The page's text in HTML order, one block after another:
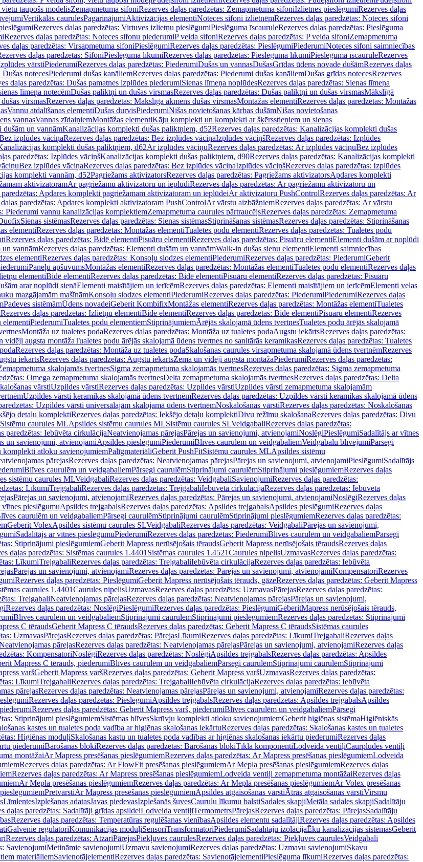
taupošs modelisZemapmetuma sifoniRezerves daļas paredzētas: Zemapmetuma sifoniIzlietnes pieslēgumiRezerves daļas
Vertikālās caurulesPagarinājumiAktivizācijas elementiNoteces sifoni izlietnēmRezerves daļas paredzētas: Noteces sifoni
Rezerves daļas paredzētas: Virtuves izlietņu pieslēgumiPieslēguma īscauruleRezerves daļas paredzētas: Pieslēguma
Rezerves daļas paredzētas: Noteces sifonu piederumiP veida sifoniRezerves daļas paredzētas: P veida sifoniZemapmetuma
daļas paredzētas: Virsapmetuma sifoniPieslēgumiRezerves daļas paredzētas: PieslēgumiPiederumiNoteces sifoni saimniecības
daļas paredzētas: SifoniPieslēguma līkumiRezerves daļas paredzētas: Pieslēguma līkumiPieslēguma īscauruleRezerves
vārstiPiederumiRezerves daļas paredzētas: PiederumiDušas un vannasDušasGrīdas ūdens novade dušāmRezerves daļas
Dušas notecesPiederumi dušas kanāliemRezerves daļas paredzētas: Piederumi dušas kanāliemDušas grīdas notecesRezerves
daļas paredzētas: Dušas pamatnes izplūdes piederumiSienas līmeņa noplūdesRezerves daļas paredzētas: Sienas līmeņa
līmeņa notecēmDušas paliktņi un dušas virsmasRezerves daļas paredzētas: Dušas paliktņi un dušas virsmasMākslīgā
virsmasRezerves daļas paredzētas: Mākslīgā akmens dušas virsmasMontāžas elementiRezerves daļas paredzētas: Montāžas
Vannu atdalīšanas elementiDušas durvisPiederumiNišas novietošanas kārbas dušāmNišas novietošanas
vannasVannas zīdaiņiemMontāžas elementiKāju komplekti un komplekti ar šķērsstieņiem un sienas
dušām un vannāmKanalizācijas komplekti dušas paliktņiem, d52Rezerves daļas paredzētas: Kanalizācijas komplekti dušas
izplūdes vāciņaRezerves daļas paredzētas: Bez izplūdes vāciņaIzplūdes vāciņšRezerves daļas paredzētas: Izplūdes
komplekti dušas paliktņiem, d62Ar izplūdes vāciņuRezerves daļas paredzētas: Ar izplūdes vāciņuBez izplūdes
paredzētas: Izplūdes vāciņšKanalizācijas komplekti dušas paliktņiem, d90Rezerves daļas paredzētas: Kanalizācijas komplekti
Bez izplūdes vāciņaRezerves daļas paredzētas: Bez izplūdes vāciņaIzplūdes vāciņšRezerves daļas paredzētas: Izplūdes
komplekti vannām, d52Pagriežams aktivizatorsRezerves daļas paredzētas: Pagriežams aktivizatorsApdares komplekti
aktivizatoramAr pagriežamu aktivizatoru un ieplūdiRezerves daļas paredzētas: Ar pagriežamu aktivizatoru un
paredzētas: Apdares komplekti pagriežamam aktivizatoram un ieplūdeiAr aktivizatoru PushControlRezerves daļas paredzētas: Ar
paredzētas: Apdares komplekti aktivizatoram PushControlAr vārstu aizbāžņiemRezerves daļas paredzētas: Ar vārstu
Piederumi vannu kanalizācijas komplektiemZemapmetuma caurules pārtraucējsRezerves daļas paredzētas: Zemapmetuma
Sienas sistēmasRezerves daļas paredzētas: Sienas sistēmasStiprināšanas sistēmasRezerves daļas paredzētas: Stiprināšanas
elementiRezerves daļas paredzētas: Montāžas elementiTualetes podu elementiRezerves daļas paredzētas: Tualetes podu
Rezerves daļas paredzētas: Bidē elementiPisuāru elementiRezerves daļas paredzētas: Pisuāru elementiElementi dušām ar noplūdi
un vannāmRezerves daļas paredzētas: Elementi dušām un vannāmWalk-in dušas sienu elementiElementi saimniecības
elementiRezerves daļas paredzētas: Konsoļu slodzes elementiPiederumiRezerves daļas paredzētas: PiederumiGeberit
Paneļu apšuvumsMontāžas elementiRezerves daļas paredzētas: Montāžas elementiTualetes podu elementiRezerves daļas
elementiBidē elementiRezerves daļas paredzētas: Bidē elementiPisuāru elementiRezerves daļas paredzētas: Pisuāru
arar noplūdi sienāElementi maisītājiem un ierīcēmRezerves daļas paredzētas: Elementi maisītājiem un ierīcēmElementi veļas
mazgājamām mašīnāmKonsoļu slodzes elementiPiederumiRezerves daļas paredzētas: PiederumiPiederumiRezerves daļas
Padeves sistēmāmŪdens novadeiGeberit KombifixMontāžas elementiRezerves daļas paredzētas: Montāžas elementiTualetes
Rezerves daļas paredzētas: Izlietņu elementiBidē elementiRezerves daļas paredzētas: Bidē elementiPisuāru elementiRezerves
elementiPiederumiTualetes podu elementiemStiprinājumiemĀrējās skalojamā ūdens tvertnesTualetes podu ārējās skalojamā
Montāža uz tualetes podaRezerves daļas paredzētas: Montāža uz tualetes podaAugstu iekārtsRezerves daļas paredzētas:
vidēji augsta montāžaTualetes podu ārējās skalojamā ūdens tvertnes no sanitārās keramikasRezerves daļas paredzētas: Tualetes
Rezerves daļas paredzētas: Montāža uz tualetes podaSkalošanas caurules virsapmetuma skalojamā ūdens tvertnēmRezerves
iekārtsRezerves daļas paredzētas: Augstu iekārtsZema un vidēji augsta montāžaPiederumiRezerves daļas paredzētas:
skalojamās tvertnesSigma zemapmetuma skalojamās tvertnesRezerves daļas paredzētas: Sigma zemapmetuma
Omega zemapmetuma skalojamās tvertnesDelta zemapmetuma skalojamās tvertnesRezerves daļas paredzētas: Delta
vārstiUzpildes vārstiRezerves daļas paredzētas: Uzpildes vārstiUzpildes vārsti zemapmetuma skalojamām
Uzpildes vārsti keramikas skalojamā ūdens tvertnēmRezerves daļas paredzētas: Uzpildes vārsti keramikas skalojamā ūdens
Uzpildes vārsti universālajām skalojamā ūdens tvertnēmNoskalošanas vārstiRezerves daļas paredzētas: Noskalošanas
detaļu komplektiRezerves daļas paredzētas: Iekšējo detaļu komplektiDivu režīmu skalošanaRezerves daļas paredzētas: Divu
Sistēmu caurules MLApsildes sistēmu caurules MLSistēmu caurules SLVeidgabaliRezerves daļas paredzētas:
paredzētas: Iebūvēta cirkulācijaNeatvienojamas pārejasPārejas un savienojumi, atvienojamiNoslēgiPieslēgumiSadalītājs ar vītnes
un savienojumi, atvienojamiApsildes pieslēgumiPiederumiBlīves caurulēm un veidgabaliemVeidgabalu blīvējumiPārsegi
komplekti atloku savienojumiemPalīgmateriāliGeberit PushFitSistēmu caurules MLApsildes sistēmu
pārejasRezerves daļas paredzētas: Neatvienojamas pārejasPārejas un savienojumi, atvienojamiPieslēgumiSadalītājs
Blīves caurulēm un veidgabaliemPārsegi caurulēmStiprinājumi caurulēmStiprinājumi pieslēgumiemRezerves daļas
sistēmu caurules MLVeidgabaliRezerves daļas paredzētas: VeidgabaliSavienojumiRezerves daļas paredzētas:
LīkumiTrejgabaliRezerves daļas paredzētas: TrejgabaliIebūvēta cirkulācijaRezerves daļas paredzētas: Iebūvēta
Pārejas un savienojumi, atvienojamiRezerves daļas paredzētas: Pārejas un savienojumi, atvienojamiNoslēgiRezerves daļas
vītnes pieslēgumuApsildes trejgabalsRezerves daļas paredzētas: Apsildes trejgabalsApsildes pieslēgumiRezerves daļas
caurulēm un veidgabaliemPārsegi caurulēmStiprinājumi caurulēmStiprinājumi pieslēgumiemRezerves daļas paredzētas:
Geberit VolexApsildes sistēmu caurules SLVeidgabaliRezerves daļas paredzētas: VeidgabaliPārejas un savienojumi,
Sadalītājs ar vītnes pieslēgumuPiederumiRezerves daļas paredzētas: PiederumiBlīves caurulēm un veidgabaliemPārsegi
Stiprinājumi pieslēgumiemGeberit Mapress nerūsējošais tēraudsGeberit Mapress nerūsējošais tēraudsRezerves daļas
daļas paredzētas: Sistēmas caurules 1.4401 Sistēmas caurules 1.4521Caurules nipelisUzmavasRezerves daļas paredzētas:
LīkumiTrejgabaliRezerves daļas paredzētas: TrejgabaliIebūvēta cirkulācijaRezerves daļas paredzētas: Iebūvēta
Pārejas un savienojumi, atvienojamiRezerves daļas paredzētas: Pārejas un savienojumi, atvienojamiKompensatoriRezerves
Rezerves daļas paredzētas: PieslēgumiGeberit Mapress nerūsējošais tērauds, gāzeRezerves daļas paredzētas: Geberit Mapress
caurules 1.4401Caurules nipelisUzmavasRezerves daļas paredzētas: UzmavasPārejasRezerves daļas paredzētas:
TrejgabaliNeatvienojamas pārejasRezerves daļas paredzētas: Neatvienojamas pārejasPārejas un savienojumi,
Rezerves daļas paredzētas: NoslēgiPieslēgumiRezerves daļas paredzētas: PieslēgumiGeberitMapress nerūsējošais tērauds,
Blīves caurulēm un veidgabaliemStiprinājumi caurulēmStiprinājumi pieslēgumiemRezerves daļas paredzētas: Stiprinājumi
C tēraudsGeberit Mapress C tēraudsRezerves daļas paredzētas: Geberit Mapress C tēraudsSistēmas caurules
UzmavasPārejasRezerves daļas paredzētas: PārejasLīkumiRezerves daļas paredzētas: LīkumiTrejgabaliRezerves daļas
pārejasRezerves daļas paredzētas: Neatvienojamas pārejasPārejas un savienojumi, atvienojamiRezerves daļas
KompensatoriNoslēgiRezerves daļas paredzētas: NoslēgiApsildes trejgabalsRezerves daļas paredzētas: Apsildes
Mapress C tērauds, piederumiBlīves caurulēm un veidgabaliemPārsegi caurulēmStiprinājumi caurulēmStiprinājumi
varšGeberit Mapress varšRezerves daļas paredzētas: Geberit Mapress varšUzmavasRezerves daļas paredzētas:
LīkumiTrejgabaliRezerves daļas paredzētas: TrejgabaliIebūvēta cirkulācijaRezerves daļas paredzētas: Iebūvēta
pārejasRezerves daļas paredzētas: Neatvienojamas pārejasPārejas un savienojumi, atvienojamiRezerves daļas paredzētas:
Rezerves daļas paredzētas: PieslēgumiApsildes trejgabalsRezerves daļas paredzētas: Apsildes trejgabalsApsildes
Rezerves daļas paredzētas: Geberit Mapress varš, piederumiBlīves caurulēm un veidgabaliemPārsegi
Stiprinājumi pieslēgumiemSistēmas blīvesSkrūvju komplekti atloku savienojumiemGeberit higiēnas sistēmaHigiēniskās
kastes un tualetes poda vadība ar higiēnas skalošanas iekārtuRezerves daļas paredzētas: Skalošanas kastes un tualetes
Higiēnas moduļiSkalošanas kastu un tualetes poda vadības ar higiēnas skalošanas iekārtu piederumiRezerves daļas
piederumiBarošanas blokiRezerves daļas paredzētas: Barošanas blokiTīkla komponentiLodveida ventiļiCaurplūdes ventiļi
montāžaiAr Mapress presēšanas pieslēgumiemRezerves daļas paredzētas: Ar Mapress presēšanas pieslēgumiemLodveida
Rezerves daļas paredzētas: Ar FlowFit presēšanas pieslēgumiemAr Mepla presēšanas pieslēgumiemRezerves daļas
Rezerves daļas paredzētas: Ar Mapress presēšanas pieslēgumiemLodveida ventiļi zemapmetuma montāžaiRezerves daļas
Ar Mepla presēšanas pieslēgumiemRezerves daļas paredzētas: Ar Mepla presēšanas pieslēgumiemAr Volex presēšanas
PretvārstiAr Mapress presēšanas pieslēgumiemApsildes atgaisošanas vārstiĀtrās atgaisošanas vārstiVirsmu
LīmlentesIzplešanas adatasJavas piedevasIzplešanās šuvesCauruļu līkumu balstiSadales skapjiMetāla sadales skapjiSadalītāju
daļas paredzētas: Sadalītāji grīdas apsildeiLodveida ventiļiTermometrsPārejasRezerves daļas paredzētas: PārejasSadalītāju
Rezerves daļas paredzētas: Temperatūras regulēšanas vienībasApsildes elementu sadalītājiRezerves daļas paredzētas: Apsildes
Galvenie regulatoriKomunikācijas moduļiSensoriTransformatoriPiederumiSadalītāju izolācijaĒku kanalizācijas sistēmasGeberit
Rezerves daļas paredzētas: AtzariPārejasPiekļuves caurulesRezerves daļas paredzētas: Piekļuves caurulesVeidgabali
SavienojumiMetināmie savienojumiUzmavu savienojumiRezerves daļas paredzētas: Uzmavu savienojumiSkavu
materiāliemSavienotājelementiRezerves daļas paredzētas: SavienotājelementiPieslēguma līkumiRezerves daļas paredzētas: